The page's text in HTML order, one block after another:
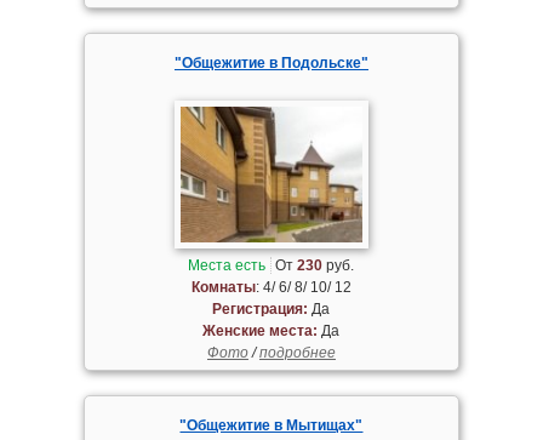
"Общежитие в Подольске"
Места есть От230 руб.
Комнаты: 4/ 6/ 8/ 10/ 12
Регистрация: Да
Женские места: Да
Фото/подробнее
"Общежитие в Мытищах"